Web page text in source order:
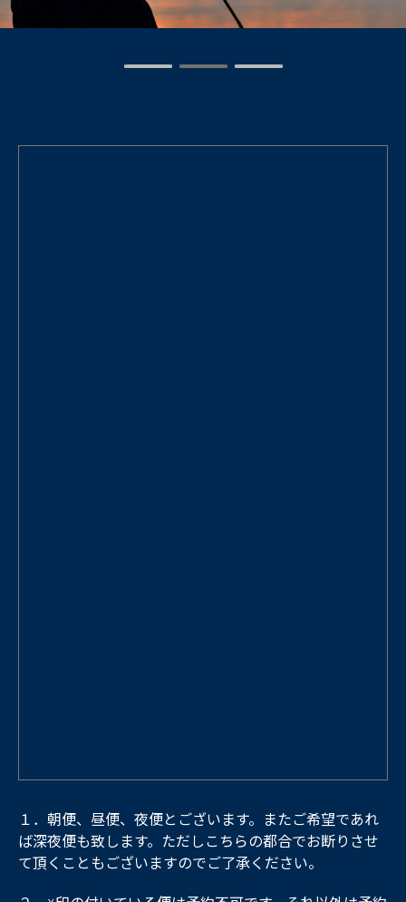
１．朝便、昼便、夜便とございます。またご希望であれ
ば深夜便も致します。ただしこちらの都合でお断りさせ
て頂くこともございますのでご了承ください。